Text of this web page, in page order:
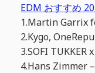
EDM おすすめ
1.Martin Garrix
2.Kygo,
3.SOFI TUKKER
4.Hans Zimmer